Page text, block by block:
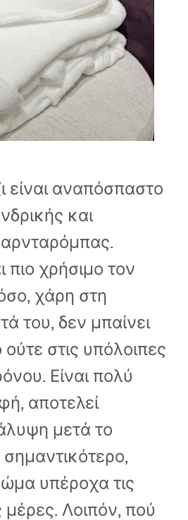
είναι αναπόσπαστο
και
πιο χρήσιμο τον
χάρη στη
του, δεν μπαίνει
στις υπόλοιπες
Είναι πολύ
αποτελεί
μετά το
υπέροχα τις
μέρες. Λοιπόν, πού